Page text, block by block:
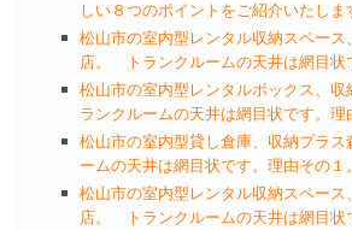
しい８つのポイントをご紹介いたしま
松山市の室内型レンタル収納スペース
店。 トランクルームの天井は網目状
松山市の室内型レンタルボックス、
ランクルームの天井は網目状です。理
松山市の室内型貸し倉庫、収納プラ
ームの天井は網目状です。理由その１。
松山市の室内型レンタル収納スペース
店。 トランクルームの天井は網目状